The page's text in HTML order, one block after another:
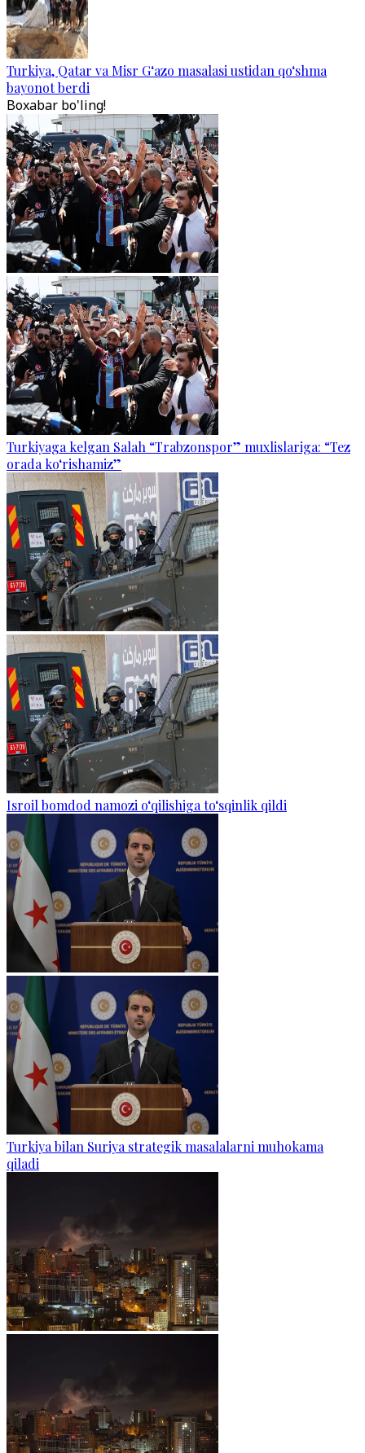
Turkiya, Qatar va Misr G‘azo masalasi ustidan qo‘shma
bayonot berdi
Boxabar bo'ling!
Turkiyaga kelgan Salah “Trabzonspor” muxlislariga: “Tez
orada ko‘rishamiz”
Isroil bomdod namozi o‘qilishiga to‘sqinlik qildi
Turkiya bilan Suriya strategik masalalarni muhokama
qiladi